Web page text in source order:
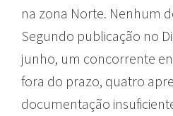
na zona Norte. Nenhum
Segundo publicação no
junho, um concorrente
fora do prazo, quatro
documentação